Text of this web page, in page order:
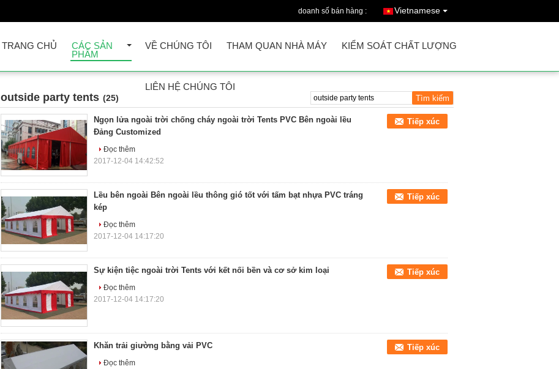
doanh số bán hàng : Vietnamese
TRANG CHỦ
CÁC SẢN
PHẨM
VỀ CHÚNG TÔI THAM QUAN NHÀ MÁY KIỂM SOÁT CHẤT LƯỢNG
LIÊN HỆ CHÚNG TÔI
outside party tents (25)
Ngọn lửa ngoài trời chống cháy ngoài trời Tents PVC Bên ngoài lều
Đảng Customized
Tiếp xúc
Đọc thêm
2017-12-04 14:42:52
Lều bên ngoài Bên ngoài lều thông gió tốt với tấm bạt nhựa PVC tráng
kép
Tiếp xúc
Đọc thêm
2017-12-04 14:17:20
Sự kiện tiệc ngoài trời Tents với kết nối bền và cơ sở kim loại Tiếp xúc
Đọc thêm
2017-12-04 14:17:20
Khăn trải giường bằng vải PVC Tiếp xúc
Đọc thêm